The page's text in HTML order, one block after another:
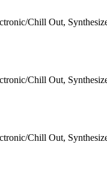
Chill Out,
Chill Out,
Chill Out,